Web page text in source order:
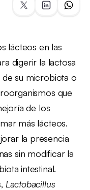
lácteos en las
digerir la lactosa
su microbiota o
que
de los
más lácteos.
la presencia
sin modificar la
intestinal.
Lactobacillus